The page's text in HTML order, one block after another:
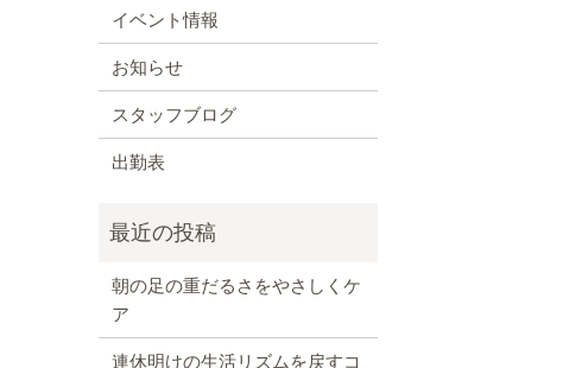
イベント情報
お知らせ
スタッフブログ
出勤表
朝の足の重だるさをやさしくケ
ア
連休明けの生活リズムを戻すコ